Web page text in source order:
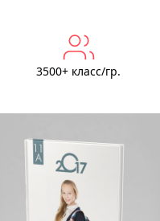
3500+ класс/гр.